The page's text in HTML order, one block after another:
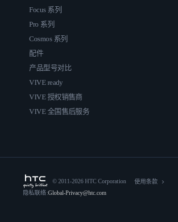
Focus 系列
Pro 系列
Cosmos 系列
配件
产品型号对比
VIVE ready
VIVE 授权销售商
VIVE 全国售后服务
© 2011-2026 HTC Corporation
使用条款
隐私联络:Global-Privacy@htc.com